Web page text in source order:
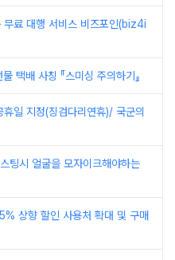
무료 대행 서비스 비즈포인(biz4i
택배 사칭 『스미싱 주의하기』
일 지정(징검다리연휴)/ 국군의
팅시 얼굴을 모자이크해야하는
상향 할인 사용처 확대 및 구매